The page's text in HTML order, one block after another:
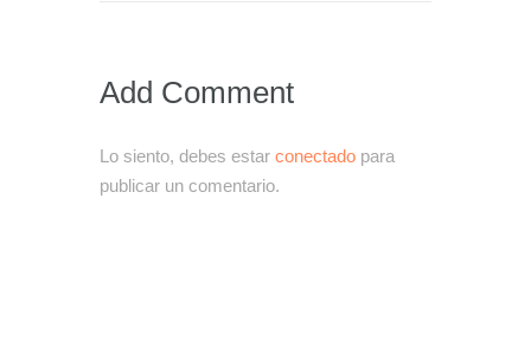
Add Comment
Lo siento, debes estar conectado para
publicar un comentario.